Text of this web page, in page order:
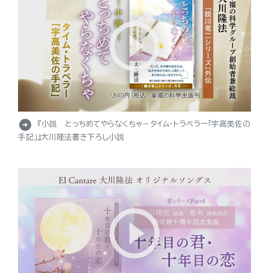
arrow_circle_right
『小説 とっちめてやらなくちゃ－タイム・トラベラー「宇高美佐の
手記」』大川隆法書き下ろし小説